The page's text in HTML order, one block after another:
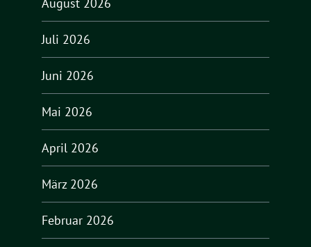
Juli 2026
Juni 2026
Mai 2026
April 2026
März 2026
Februar 2026